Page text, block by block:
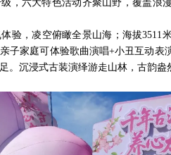
，六大特色活动齐聚山野，覆盖浪
验，凌空俯瞰全景山海；海拔3511
子家庭可体验歌曲演唱+小丑互动表
。沉浸式古装演绎游走山林，古韵